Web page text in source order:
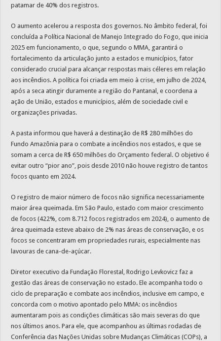
patamar de 40% dos registros.
O aumento acelerou a resposta dos governos. No âmbito federal, foi
concluída a Política Nacional de Manejo Integrado do Fogo, que inicia
2025 em funcionamento, o que, segundo o MMA, garantirá o
fortalecimento da articulação junto a estados e municípios, fator
considerado crucial para alcançar respostas mais céleres em relação
aos incêndios. A política foi criada em meio à crise, em julho de 2024,
após a seca atingir duramente a região do Pantanal, e coordena a
ação de União, estados e municípios, além de sociedade civil e
organizações privadas.
A pasta informou que haverá a destinação de R$ 280 milhões do
Fundo Amazônia para o combate a incêndios nos estados, e que se
somam a cerca de R$ 650 milhões do Orçamento federal. O objetivo é
evitar outro “pior ano”, pois desde 2010 não houve registro de tantos
focos quanto em 2024.
O registro de maior número de focos não significa necessariamente
maior área queimada. Em São Paulo, estado com maior crescimento
de focos (422%, com 8.712 focos registrados em 2024), o aumento de
área queimada esteve abaixo de 2% nas áreas de conservação, e os
focos se concentraram em propriedades rurais, especialmente nas
lavouras de cana-de-açúcar.
Diretor executivo da Fundação Florestal, Rodrigo Levkovicz faz a
gestão das áreas de conservação no estado. Ele acompanha todo o
ciclo de preparação e combate aos incêndios, inclusive em campo, e
concorda com o motivo apontado pelo MMA: os incêndios
aumentaram pois as condições climáticas são mais severas do que
nos últimos anos. Para ele, que acompanhou as últimas rodadas de
Conferência das Nações Unidas sobre Mudanças Climáticas (COPs), a